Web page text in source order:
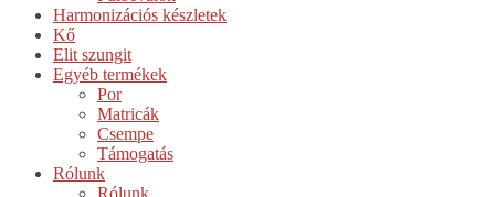
Harmonizációs készletek
Kő
Elit szungit
Egyéb termékek
Por
Matricák
Csempe
Támogatás
Rólunk
Rólunk